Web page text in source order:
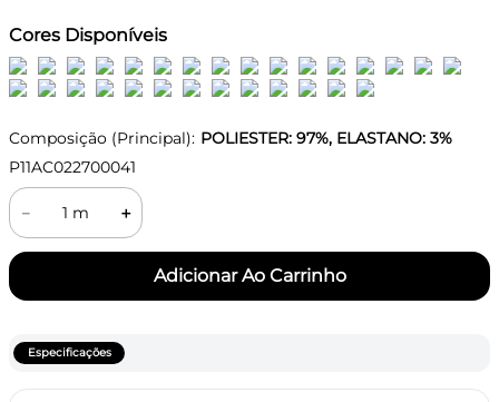
Cores Disponíveis
Composição (Principal): POLIESTER: 97%, ELASTANO: 3%
P11AC022700041
＋
－
Especificações